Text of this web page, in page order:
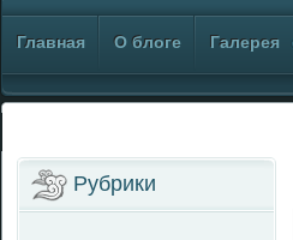
Главная О блоге Галерея
Рубрики